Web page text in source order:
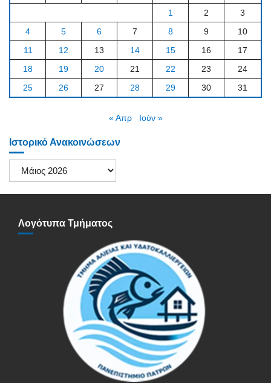
1
2
3
4
5 6 7 8 9
10
11
12 13 14 15 16
17
18
19 20 21 22 23
24
25
26 27 28 29 30 31
« Απρ Ιούν »
Ιστορικό Ανακοινώσεων
Ιστορικό
Ανακοινώσεων
Λογότυπα Τμήματος